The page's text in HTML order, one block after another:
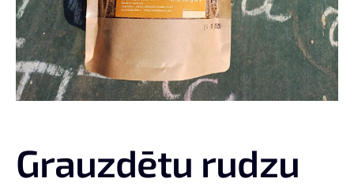
Grauzdētu rudzu